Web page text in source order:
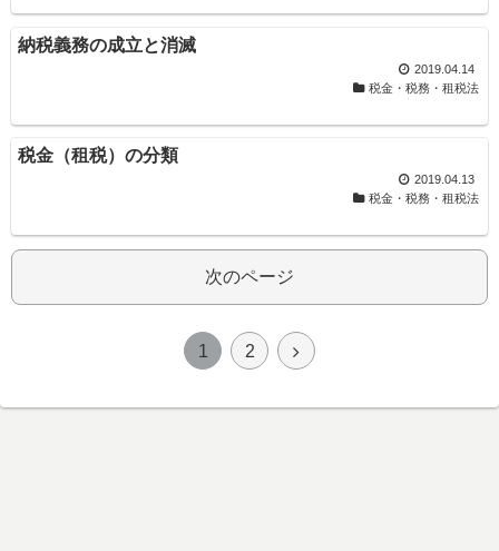
納税義務の成立と消滅
2019.04.14
税金・税務・租税法
税金（租税）の分類
2019.04.13
税金・税務・租税法
次のページ
1 2